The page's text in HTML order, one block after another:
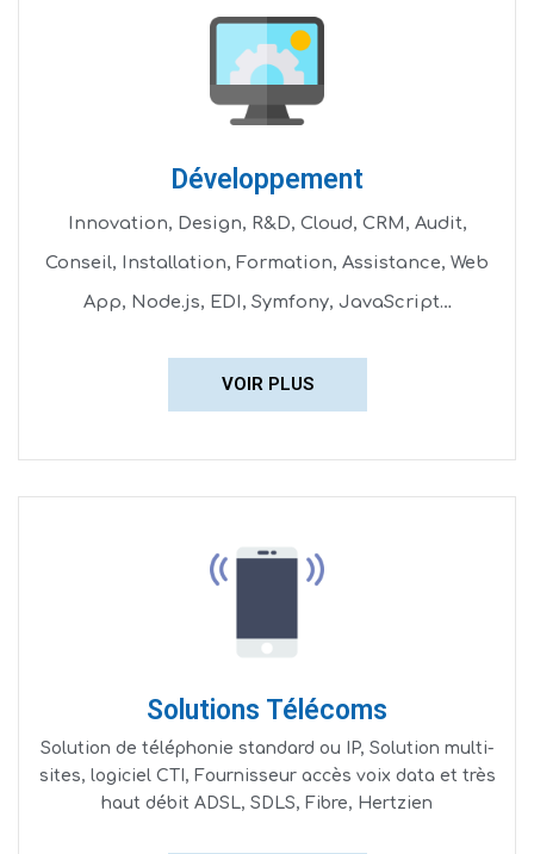
Développement
Innovation, Design, R&D, Cloud, CRM, Audit,
Conseil, Installation, Formation, Assistance, Web
App, Node.js, EDI, Symfony, JavaScript…
VOIR PLUS
Solutions Télécoms
Solution de téléphonie standard ou IP, Solution multi-
sites, logiciel CTI, Fournisseur accès voix data et très
haut débit ADSL, SDLS, Fibre, Hertzien